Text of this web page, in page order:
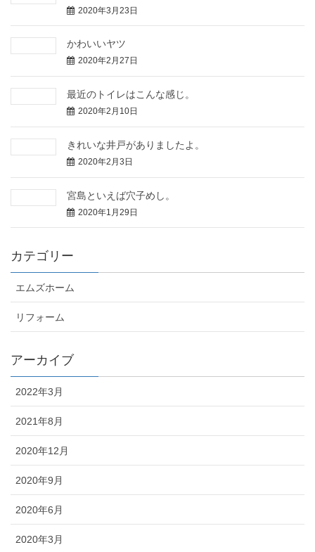
2020年3月23日
かわいいヤツ
2020年2月27日
最近のトイレはこんな感じ。
2020年2月10日
きれいな井戸がありましたよ。
2020年2月3日
宮島といえば穴子めし。
2020年1月29日
カテゴリー
エムズホーム
リフォーム
アーカイブ
2022年3月
2021年8月
2020年12月
2020年9月
2020年6月
2020年3月